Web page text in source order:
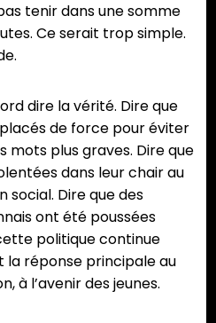
tenir dans une somme
Ce serait trop simple.
dire la vérité. Dire que
de force pour éviter
mots plus graves. Dire que
dans leur chair au
social. Dire que des
ont été poussées
politique continue
la réponse principale au
à l’avenir des jeunes.